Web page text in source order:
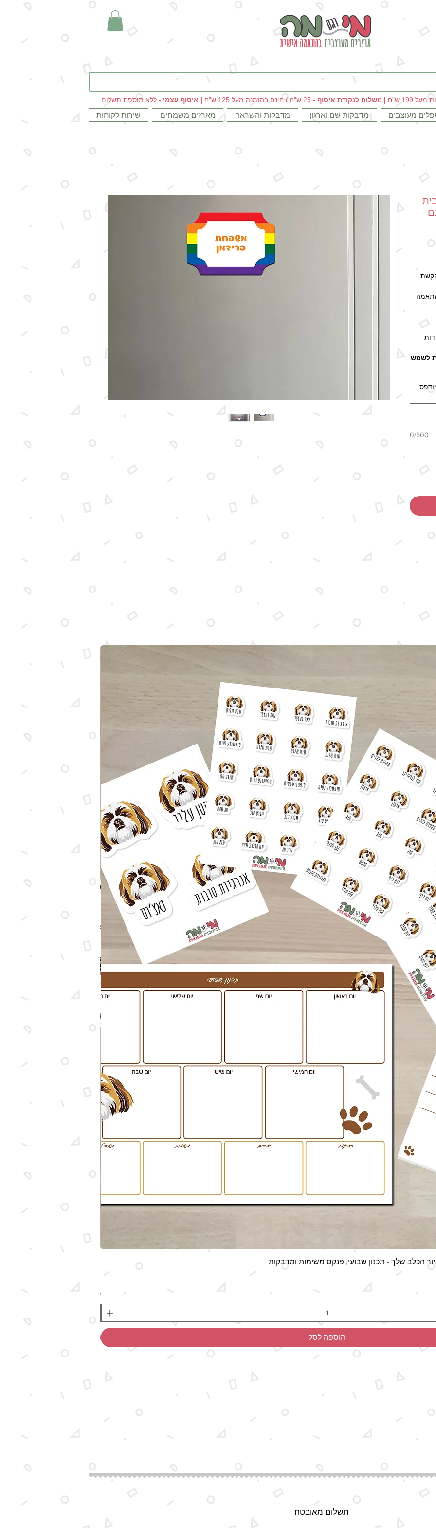
| משלוח לנקודת איסוף - 25 ש"ח / חינם בהזמנה מעל 125 ש"ח | איסוף עצמי - ללא תוספת תשלום
מעוצבים מדבקות שם וארגון מדבקות והשראה מארזים משמחים שירות לקוחות
לשמש
למוצר
0/500
תצוגה מהירה
הכלב שלך - תכנון שבועי, פנקס משימות ומדבקות
הוספה לסל
לא כולל משלוח
תשלום מאובטח